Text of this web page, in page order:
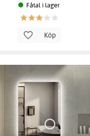
Fåtal i lager
Köp